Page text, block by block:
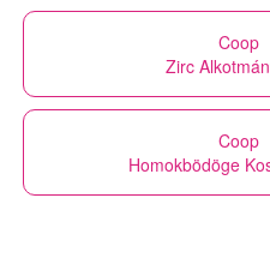
Coop
Zirc
Coop
Homokbödöge